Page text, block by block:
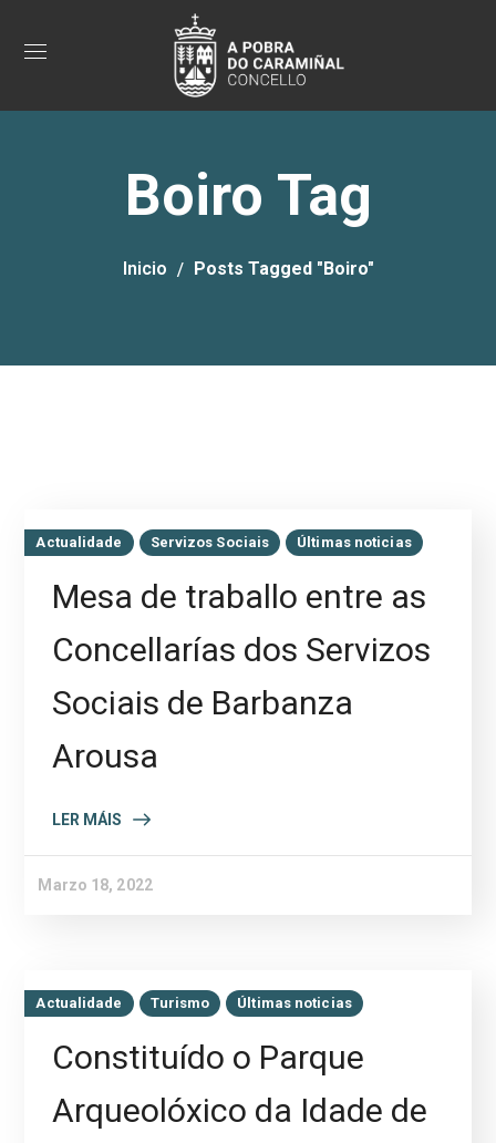
Boiro Tag
Inicio Posts Tagged "Boiro"
Actualidade Servizos Sociais Últimas noticias
Mesa de traballo entre as
Concellarías dos Servizos
Sociais de Barbanza
Arousa
LER MÁIS
Marzo 18, 2022
Actualidade Turismo Últimas noticias
Constituído o Parque
Arqueolóxico da Idade de